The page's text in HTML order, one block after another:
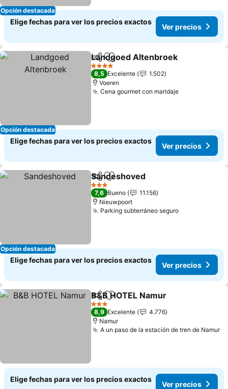
Opción destacada
Elige fechas para ver los precios exactos
Ver precios
Opción destacada
CompartirAgregar a favoritos
Landgoed Altenbroek
4 Estrellas
8,5 Excelente
1.502
Voeren
Cena gourmet con maridaje
Elige fechas para ver los precios exactos
Ver precios
Opción destacada
CompartirAgregar a favoritos
Sandeshoved
3 Estrellas
7,6 Bueno
11.156
Nieuwpoort
Parking subterráneo seguro
Elige fechas para ver los precios exactos
Ver precios
CompartirAgregar a favoritos
B&B HOTEL Namur
3 Estrellas
8,9 Excelente
4.776
Namur
A un paso de la estación de tren de Namur
Elige fechas para ver los precios exactos
Ver precios